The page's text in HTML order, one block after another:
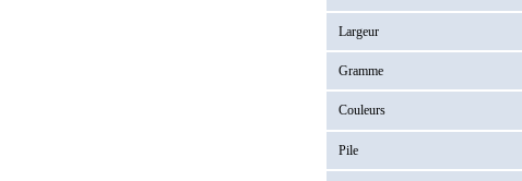
Largeur
Gramme
Couleurs
Pile